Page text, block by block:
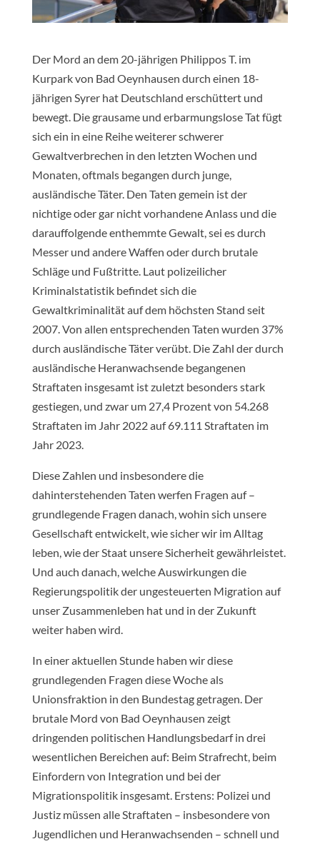
Der Mord an dem 20-jährigen Philippos T. im
Kurpark von Bad Oeynhausen durch einen 18-
jährigen Syrer hat Deutschland erschüttert und
bewegt. Die grausame und erbarmungslose Tat fügt
sich ein in eine Reihe weiterer schwerer
Gewaltverbrechen in den letzten Wochen und
Monaten, oftmals begangen durch junge,
ausländische Täter. Den Taten gemein ist der
nichtige oder gar nicht vorhandene Anlass und die
darauffolgende enthemmte Gewalt, sei es durch
Messer und andere Waffen oder durch brutale
Schläge und Fußtritte. Laut polizeilicher
Kriminalstatistik befindet sich die
Gewaltkriminalität auf dem höchsten Stand seit
2007. Von allen entsprechenden Taten wurden 37%
durch ausländische Täter verübt. Die Zahl der durch
ausländische Heranwachsende begangenen
Straftaten insgesamt ist zuletzt besonders stark
gestiegen, und zwar um 27,4 Prozent von 54.268
Straftaten im Jahr 2022 auf 69.111 Straftaten im
Jahr 2023.
Diese Zahlen und insbesondere die
dahinterstehenden Taten werfen Fragen auf –
grundlegende Fragen danach, wohin sich unsere
Gesellschaft entwickelt, wie sicher wir im Alltag
leben, wie der Staat unsere Sicherheit gewährleistet.
Und auch danach, welche Auswirkungen die
Regierungspolitik der ungesteuerten Migration auf
unser Zusammenleben hat und in der Zukunft
weiter haben wird.
In einer aktuellen Stunde haben wir diese
grundlegenden Fragen diese Woche als
Unionsfraktion in den Bundestag getragen. Der
brutale Mord von Bad Oeynhausen zeigt
dringenden politischen Handlungsbedarf in drei
wesentlichen Bereichen auf: Beim Strafrecht, beim
Einfordern von Integration und bei der
Migrationspolitik insgesamt. Erstens: Polizei und
Justiz müssen alle Straftaten – insbesondere von
Jugendlichen und Heranwachsenden – schnell und